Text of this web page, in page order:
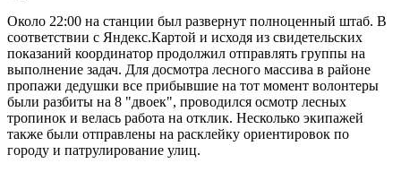
Около 22:00 на станции был развернут полноценный штаб. В
соответствии с Яндекс.Картой и исходя из свидетельских
показаний координатор продолжил отправлять группы на
выполнение задач. Для досмотра лесного массива в районе
пропажи дедушки все прибывшие на тот момент волонтеры
были разбиты на 8 "двоек", проводился осмотр лесных
тропинок и велась работа на отклик. Несколько экипажей
также были отправлены на расклейку ориентировок по
городу и патрулирование улиц.